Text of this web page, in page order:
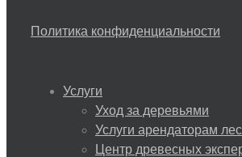
Политика конфиденциальности
Услуги
Уход за деревьями
Услуги арендаторам
Центр древесных